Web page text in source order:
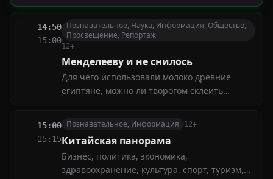
14:50
15:00
Познавательное, Наука, Информация, Общество,
Просвещение, Репортаж
12+
Менделееву и не снилось
Для чего использовали молоко древние
египтяне, можно ли творогом склеить
Роман и Ярослав в новой серии
15:00
15:15
Познавательное, Информация 12+
Китайская панорама
Бизнес, политика, экономика,
здравоохранение, культура, спорт, туризм,